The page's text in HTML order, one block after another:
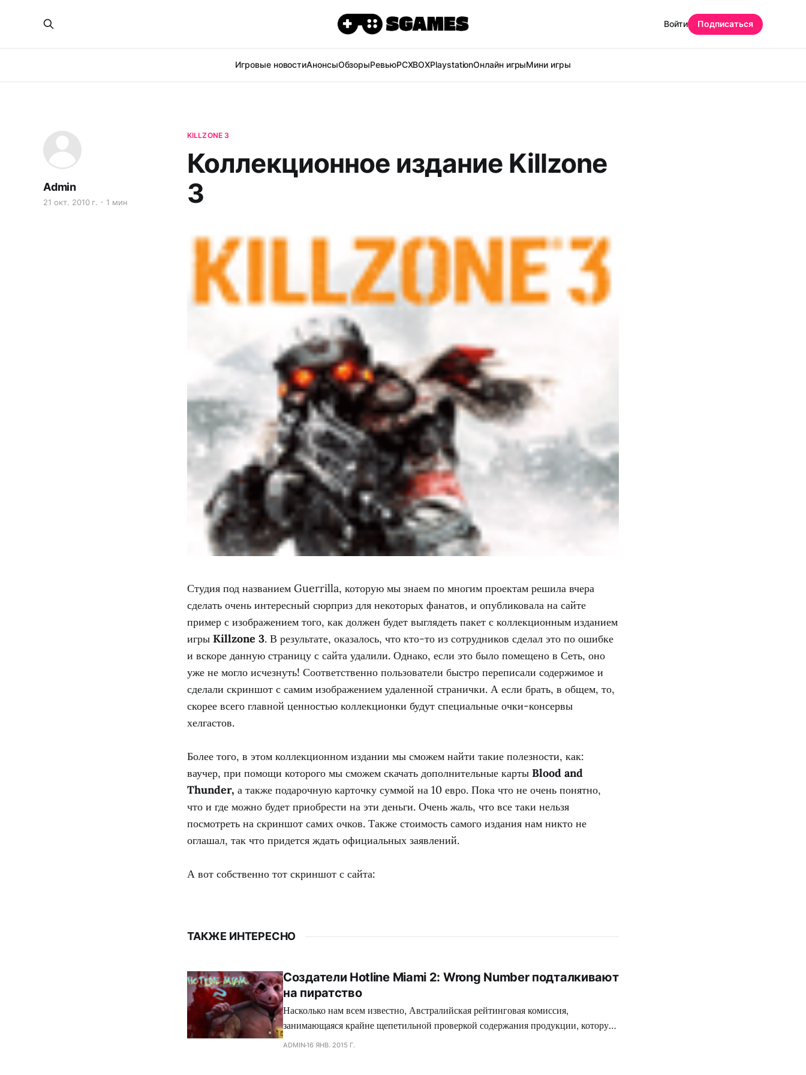
Игровые новостиАнонсыОбзорыРевьюPCXBOXPlaystationОнлайн игрыМини игры
Войти Подписаться
KILLZONE 3
Коллекционное издание Killzone
3
Admin
21 окт. 2010 г. 1 мин
Студия под названием Guerrilla, которую мы знаем по многим проектам решила вчера
сделать очень интересный сюрприз для некоторых фанатов, и опубликовала на сайте
пример с изображением того, как должен будет выглядеть пакет с коллекционным изданием
игры Killzone 3. В результате, оказалось, что кто-то из сотрудников сделал это по ошибке
и вскоре данную страницу с сайта удалили. Однако, если это было помещено в Сеть, оно
уже не могло исчезнуть! Соответственно пользователи быстро переписали содержимое и
сделали скриншот с самим изображением удаленной странички. А если брать, в общем, то,
скорее всего главной ценностью коллекционки будут специальные очки-консервы
хелгастов.
Более того, в этом коллекционном издании мы сможем найти такие полезности, как:
ваучер, при помощи которого мы сможем скачать дополнительные карты Blood and
Thunder, а также подарочную карточку суммой на 10 евро. Пока что не очень понятно,
что и где можно будет приобрести на эти деньги. Очень жаль, что все таки нельзя
посмотреть на скриншот самих очков. Также стоимость самого издания нам никто не
оглашал, так что придется ждать официальных заявлений.
А вот собственно тот скриншот с сайта:
ТАКЖЕ ИНТЕРЕСНО
Создатели Hotline Miami 2: Wrong Number подталкивают
на пиратство
Насколько нам всем известно, Австралийская рейтинговая комиссия,
занимающаяся крайне щепетильной проверкой содержания продукции, которую
производит современная игровая индустрия, подвергает жесткой цензуре
ADMIN16 ЯНВ. 2015 Г.